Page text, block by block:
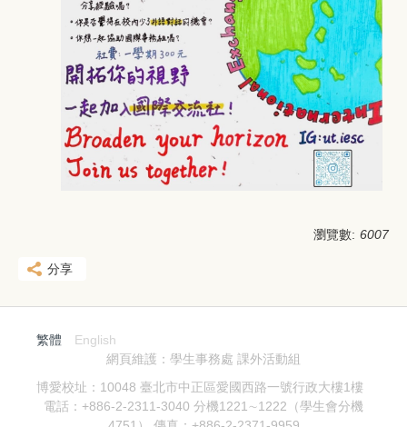
瀏覽數: 6007
分享
繁體
English
網頁維護：學生事務處 課外活動組
博愛校址：10048 臺北市中正區愛國西路一號行政大樓1樓
電話：+886-2-2311-3040 分機1221∼1222（學生會分機